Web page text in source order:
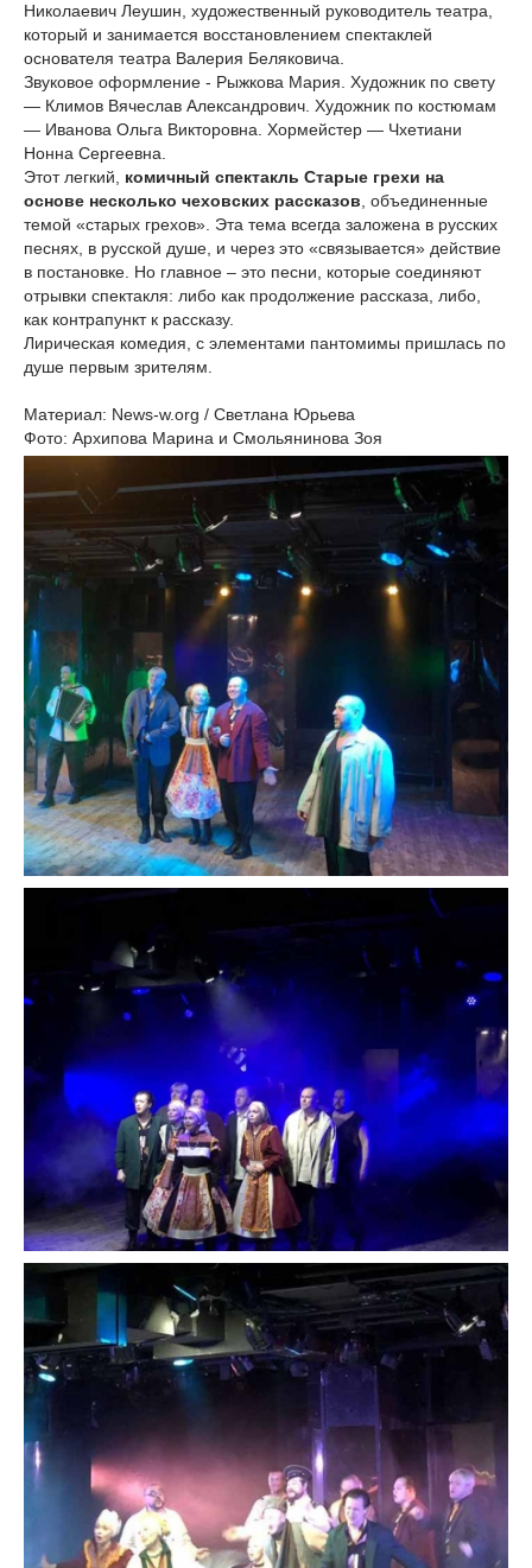
Николаевич Леушин, художественный руководитель театра,
который и занимается восстановлением спектаклей
основателя театра Валерия Беляковича.
Звуковое оформление - Рыжкова Мария. Художник по свету
— Климов Вячеслав Александрович. Художник по костюмам
— Иванова Ольга Викторовна. Хормейстер — Чхетиани
Нонна Сергеевна.
Этот легкий, комичный спектакль Старые грехи на
основе несколько чеховских рассказов , объединенные
темой «старых грехов». Эта тема всегда заложена в русских
песнях, в русской душе, и через это «связывается» действие
в постановке. Но главное – это песни, которые соединяют
отрывки спектакля: либо как продолжение рассказа, либо,
как контрапункт к рассказу.
Лирическая комедия, с элементами пантомимы пришлась по
душе первым зрителям.
Материал: News-w.org / Светлана Юрьева
Фото: Архипова Марина и Смольянинова Зоя